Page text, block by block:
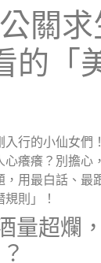
關求
的「
行的小仙女們
癢癢？別擔心，
，用最白話、最
則」！
量超爛